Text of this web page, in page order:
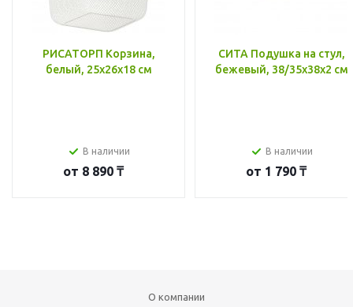
РИСАТОРП Корзина,
белый, 25x26x18 см
В наличии
от 8 890 ₸
СИТА Подушка на стул,
бежевый, 38/35x38x2 см
В наличии
от 1 790 ₸
О компании